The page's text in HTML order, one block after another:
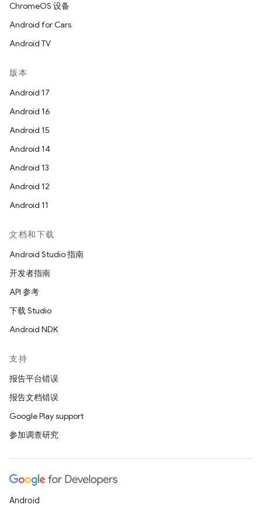
ChromeOS 设备
Android for Cars
Android TV
版本
Android 17
Android 16
Android 15
Android 14
Android 13
Android 12
Android 11
文档和下载
Android Studio 指南
开发者指南
API 参考
下载 Studio
Android NDK
支持
报告平台错误
报告文档错误
Google Play support
参加调查研究
Android